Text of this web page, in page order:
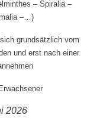
– Spiralia –
–…)
grundsätzlich vom
und erst nach einer
2026